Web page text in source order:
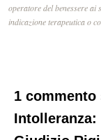
operatore del benessere
indicazione terapeutica o
1 commento
Intolleranza: